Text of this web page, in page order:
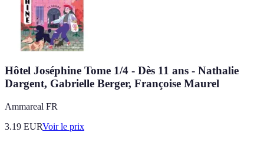
Hôtel Joséphine Tome 1/4 - Dès 11 ans - Nathalie
Dargent, Gabrielle Berger, Françoise Maurel
Ammareal FR
3.19 EURVoir le prix